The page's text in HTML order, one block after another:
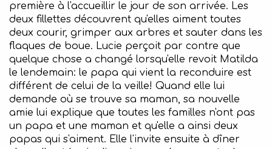
première à l'accueillir le jour de son arrivée. Les
deux fillettes découvrent qu'elles aiment toutes
deux courir, grimper aux arbres et sauter dans les
flaques de boue. Lucie perçoit par contre que
quelque chose a changé lorsqu'elle revoit Matilda
le lendemain: le papa qui vient la reconduire est
différent de celui de la veille! Quand elle lui
demande où se trouve sa maman, sa nouvelle
amie lui explique que toutes les familles n'ont pas
un papa et une maman et qu'elle a ainsi deux
papas qui s'aiment. Elle l'invite ensuite à dîner